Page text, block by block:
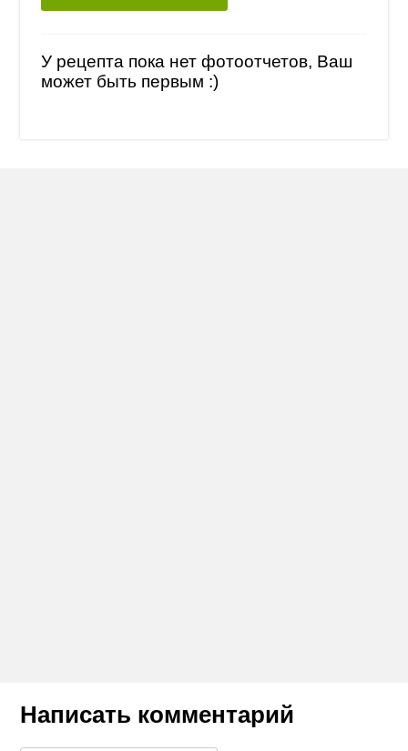
У рецепта пока нет фотоотчетов, Ваш
может быть первым :)
Написать комментарий